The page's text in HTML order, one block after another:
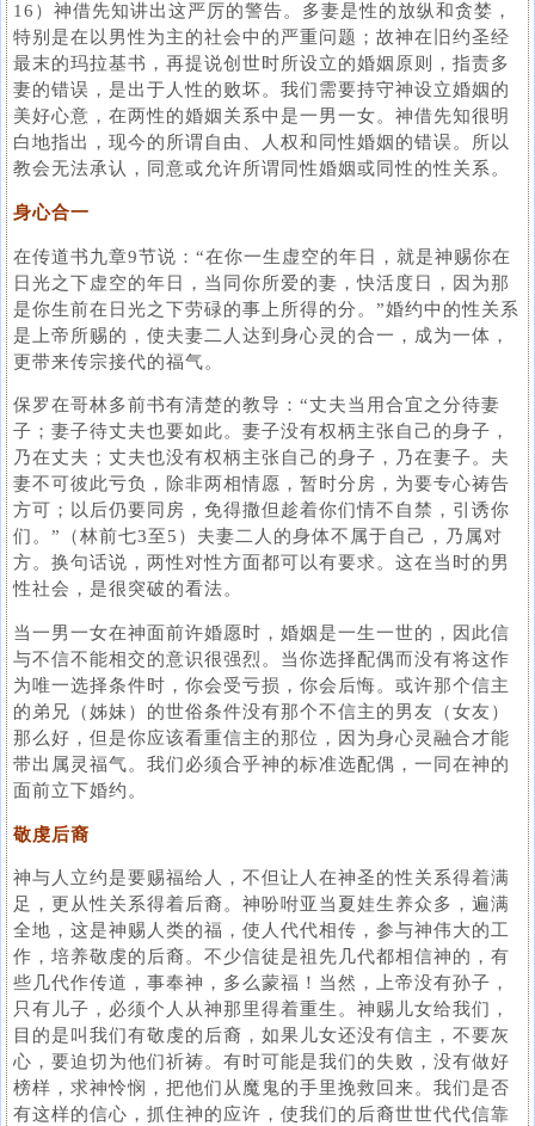
16）神借先知讲出这严厉的警告。多妻是性的放纵和贪婪，
特别是在以男性为主的社会中的严重问题；故神在旧约圣经
最末的玛拉基书，再提说创世时所设立的婚姻原则，指责多
妻的错误，是出于人性的败坏。我们需要持守神设立婚姻的
美好心意，在两性的婚姻关系中是一男一女。神借先知很明
白地指出，现今的所谓自由、人权和同性婚姻的错误。所以
教会无法承认，同意或允许所谓同性婚姻或同性的性关系。
身心合一
在传道书九章9节说：“在你一生虚空的年日，就是神赐你在
日光之下虚空的年日，当同你所爱的妻，快活度日，因为那
是你生前在日光之下劳碌的事上所得的分。”婚约中的性关系
是上帝所赐的，使夫妻二人达到身心灵的合一，成为一体，
更带来传宗接代的福气。
保罗在哥林多前书有清楚的教导：“丈夫当用合宜之分待妻
子；妻子待丈夫也要如此。妻子没有权柄主张自己的身子，
乃在丈夫；丈夫也没有权柄主张自己的身子，乃在妻子。夫
妻不可彼此亏负，除非两相情愿，暂时分房，为要专心祷告
方可；以后仍要同房，免得撒但趁着你们情不自禁，引诱你
们。”（林前七3至5）夫妻二人的身体不属于自己，乃属对
方。换句话说，两性对性方面都可以有要求。这在当时的男
性社会，是很突破的看法。
当一男一女在神面前许婚愿时，婚姻是一生一世的，因此信
与不信不能相交的意识很强烈。当你选择配偶而没有将这作
为唯一选择条件时，你会受亏损，你会后悔。或许那个信主
的弟兄（姊妹）的世俗条件没有那个不信主的男友（女友）
那么好，但是你应该看重信主的那位，因为身心灵融合才能
带出属灵福气。我们必须合乎神的标准选配偶，一同在神的
面前立下婚约。
敬虔后裔
神与人立约是要赐福给人，不但让人在神圣的性关系得着满
足，更从性关系得着后裔。神吩咐亚当夏娃生养众多，遍满
全地，这是神赐人类的福，使人代代相传，参与神伟大的工
作，培养敬虔的后裔。不少信徒是祖先几代都相信神的，有
些几代作传道，事奉神，多么蒙福！当然，上帝没有孙子，
只有儿子，必须个人从神那里得着重生。神赐儿女给我们，
目的是叫我们有敬虔的后裔，如果儿女还没有信主，不要灰
心，要迫切为他们祈祷。有时可能是我们的失败，没有做好
榜样，求神怜悯，把他们从魔鬼的手里挽救回来。我们是否
有这样的信心，抓住神的应许，使我们的后裔世世代代信靠